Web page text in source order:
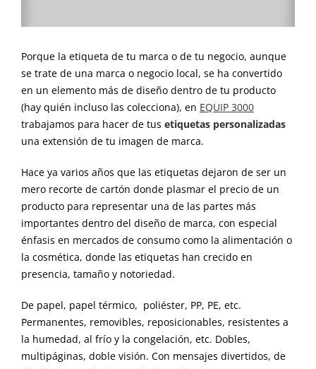
Porque la etiqueta de tu marca o de tu negocio, aunque
se trate de una marca o negocio local, se ha convertido
en un elemento más de diseño dentro de tu producto
(hay quién incluso las colecciona), en EQUIP 3000
trabajamos para hacer de tus etiquetas personalizadas
una extensión de tu imagen de marca.
Hace ya varios años que las etiquetas dejaron de ser un
mero recorte de cartón donde plasmar el precio de un
producto para representar una de las partes más
importantes dentro del diseño de marca, con especial
énfasis en mercados de consumo como la alimentación o
la cosmética, donde las etiquetas han crecido en
presencia, tamaño y notoriedad.
De papel, papel térmico, poliéster, PP, PE, etc.
Permanentes, removibles, reposicionables, resistentes a
la humedad, al frío y la congelación, etc. Dobles,
multipáginas, doble visión. Con mensajes divertidos, de